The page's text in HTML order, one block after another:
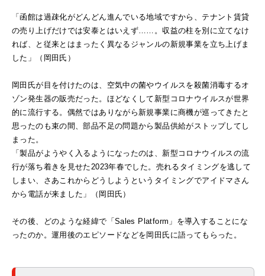
「函館は過疎化がどんどん進んでいる地域ですから、テナント賃貸
の売り上げだけでは安泰とはいえず……。収益の柱を別に立てなけ
れば、と従来とはまったく異なるジャンルの新規事業を立ち上げま
した」（岡田氏）
岡田氏が目を付けたのは、空気中の菌やウイルスを殺菌消毒するオ
ゾン発生器の販売だった。ほどなくして新型コロナウイルスが世界
的に流行する。偶然ではありながら新規事業に商機が巡ってきたと
思ったのも束の間、部品不足の問題から製品供給がストップしてし
まった。
「製品がようやく入るようになったのは、新型コロナウイルスの流
行が落ち着きを見せた2023年春でした。売れるタイミングを逃して
しまい、さあこれからどうしようというタイミングでアイドマさん
から電話が来ました」（岡田氏）
その後、どのような経緯で「Sales Platform」を導入することにな
ったのか。運用後のエピソードなどを岡田氏に語ってもらった。